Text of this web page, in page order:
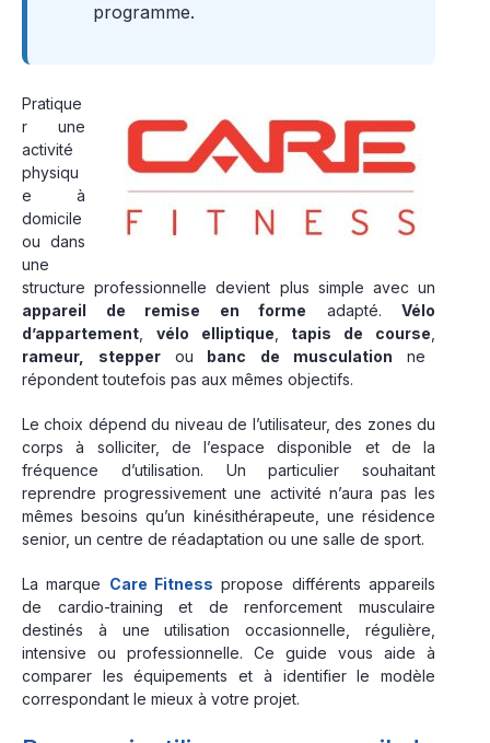
programme.
Pratique
r une
activité
physiqu
e à
domicile
ou dans
une
structure professionnelle devient plus simple avec un
appareil de remise en forme adapté. Vélo
d’appartement
vélo elliptique tapis de course
rameur,
stepper ou banc de musculation ne
répondent toutefois pas aux mêmes objectifs.
Le choix dépend du niveau de l’utilisateur, des zones du
corps à solliciter, de l’espace disponible et de la
fréquence d’utilisation. Un particulier souhaitant
reprendre progressivement une activité n’aura pas les
mêmes besoins qu’un kinésithérapeute, une résidence
senior, un centre de réadaptation ou une salle de sport.
La marque Care Fitness propose différents appareils
de cardio-training et de renforcement musculaire
destinés à une utilisation occasionnelle, régulière,
intensive ou professionnelle. Ce guide vous aide à
comparer les équipements et à identifier le modèle
correspondant le mieux à votre projet.